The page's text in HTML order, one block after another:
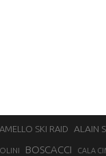
SKI RAID ALAIN
BOSCACCI CALA